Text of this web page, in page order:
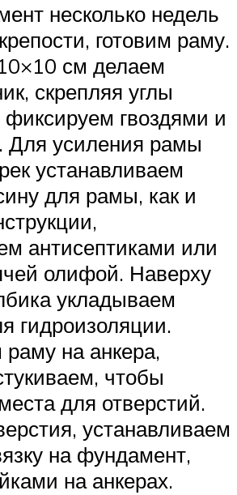
несколько недель
готовим раму.
см делаем
скрепляя углы
фиксируем гвоздями и
Для усиления рамы
устанавливаем
для рамы, как и
антисептиками или
олифой. Наверху
укладываем
гидроизоляции.
на анкера,
чтобы
для отверстий.
устанавливаем
на фундамент,
на анкерах.